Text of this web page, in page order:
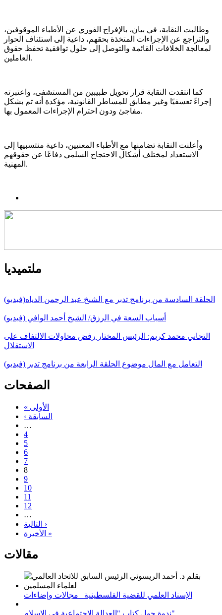
وطالبت النقابة، في بيان، بالإفراج الفوري عن الأطباء الموقوفين،
والتراجع عن الإجراءات المتخذة بحقهم، داعية إلى استئناف الحوار
لمعالجة الخلافات القائمة والتوصل إلى حلول توافقية تحفظ حقوق
العاملين.
كما انتقدت النقابة قرار تحويل طبيبين من المستشفى، واعتبرته
إجراءً تعسفيًا وغير مطابق للمساطر القانونية، مؤكدة أنه تم بشكل
مفاجئ ودون احترام الإجراءات المعمول بها.
وأعلنت النقابة تضامنها مع الأطباء المعنيين، داعية منتسبيها إلى
الاستعداد لمختلف أشكال الاحتجاج السلمي دفاعًا عن حقوقهم
المهنية.
ملتميديا
الحلقة السادسة من برنامج تدبر مع الشيخ عبد الرحمن الدياه(فيديو)
أسباب السعة في الرزق/ الشيخ أحمد الوافي (فيديو)
التجاني محمد كريم: الرئيس المختار رفض محاولات الالتفاف على
الاستقلال
التعامل مع المال موضوع الحلقة الرابعة من برنامج تدبر (فيديو)
الصفحات
« الأولى
‹ السابقة
…
4
5
6
7
8
9
10
11
12
…
التالية ›
الأخيرة »
مقالات
الإسناد العلمي للقضية الفلسطينية_ مجالات وإضاءات